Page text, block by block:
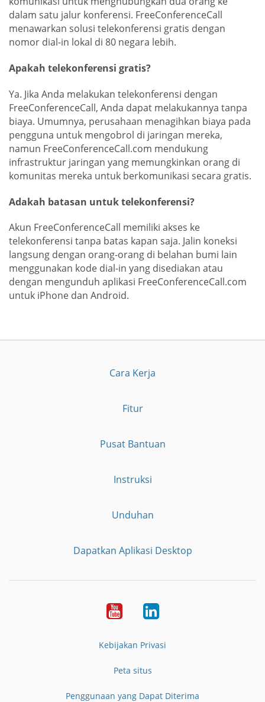
dalam satu jalur konferensi. FreeConferenceCall
menawarkan solusi telekonferensi gratis dengan
nomor dial-in lokal di 80 negara lebih.
Apakah telekonferensi gratis?
Ya. Jika Anda melakukan telekonferensi dengan
FreeConferenceCall, Anda dapat melakukannya tanpa
biaya. Umumnya, perusahaan menagihkan biaya pada
pengguna untuk mengobrol di jaringan mereka,
namun FreeConferenceCall.com mendukung
infrastruktur jaringan yang memungkinkan orang di
komunitas mereka untuk berkomunikasi secara gratis.
Adakah batasan untuk telekonferensi?
Akun FreeConferenceCall memiliki akses ke
telekonferensi tanpa batas kapan saja. Jalin koneksi
langsung dengan orang-orang di belahan bumi lain
menggunakan kode dial-in yang disediakan atau
dengan mengunduh aplikasi FreeConferenceCall.com
untuk iPhone dan Android.
Cara Kerja
Fitur
Pusat Bantuan
Instruksi
Unduhan
Dapatkan Aplikasi Desktop
YouTubeLinkedIn
Kebijakan Privasi
Peta situs
Penggunaan yang Dapat Diterima